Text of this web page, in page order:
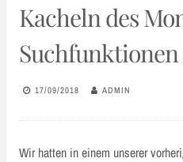
Kacheln des
Suchfunktionen
17/09/2018 ADMIN
Wir hatten in einem unserer